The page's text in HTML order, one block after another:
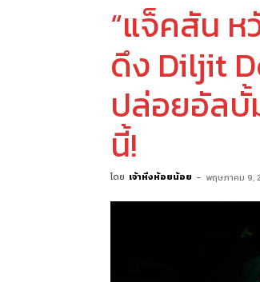
“แจ็คสัน ห
ดึง Diljit
ปล่อยอัลบั้
นี้!
โดย เจ้าหิ่งห้อยน้อย - พฤษภาคม 9,